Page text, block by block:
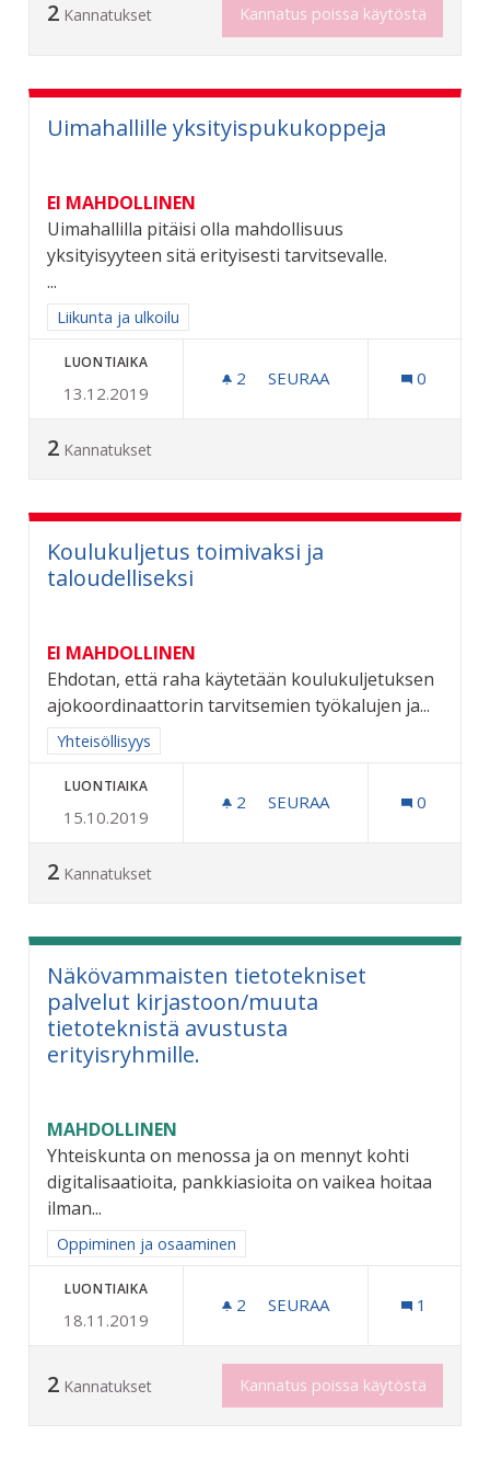
2 Kannatukset Kannatus poissa käytöstä
Uimahallille yksityispukukoppeja
EI MAHDOLLINEN
Uimahallilla pitäisi olla mahdollisuus
yksityisyyteen sitä erityisesti tarvitsevalle.
...
Rajaa tulokset aihepiirin mukaan: Liikunta ja ulkoilu
Liikunta ja ulkoilu
LUONTIAIKA
13.12.2019
2 2 SEURAAJAA
SEURAA 0
2 Kannatukset
Koulukuljetus toimivaksi ja
taloudelliseksi
EI MAHDOLLINEN
Ehdotan, että raha käytetään koulukuljetuksen
ajokoordinaattorin tarvitsemien työkalujen ja...
Rajaa tulokset aihepiirin mukaan: Yhteisöllisyys
Yhteisöllisyys
LUONTIAIKA
15.10.2019
2 2 SEURAAJAA
SEURAA 0
2 Kannatukset
Näkövammaisten tietotekniset
palvelut kirjastoon/muuta
tietoteknistä avustusta
erityisryhmille.
MAHDOLLINEN
Yhteiskunta on menossa ja on mennyt kohti
digitalisaatioita, pankkiasioita on vaikea hoitaa
ilman...
Rajaa tulokset aihepiirin mukaan: Oppiminen ja osaaminen
Oppiminen ja osaaminen
LUONTIAIKA
18.11.2019
2 2 SEURAAJAA
SEURAA 1
2 Kannatukset Kannatus poissa käytöstä